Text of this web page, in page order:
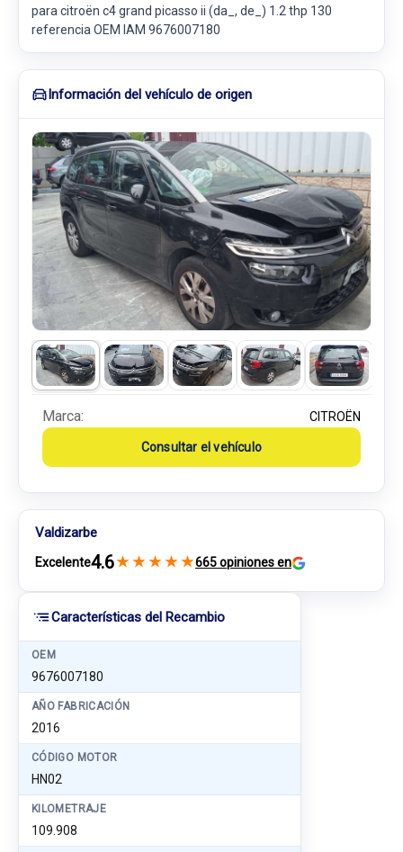
Características del Recambio
OEM
9676007180
AÑO FABRICACIÓN
2016
CÓDIGO MOTOR
HN02
KILOMETRAJE
109.908
para citroën c4 grand picasso ii (da_, de_) 1.2 thp 130
referencia OEM IAM 9676007180
Información del vehículo de origen
Marca: CITROËN
Consultar el vehículo
Valdizarbe
Excelente4.6★ ★ ★ ★ ★665 opiniones en